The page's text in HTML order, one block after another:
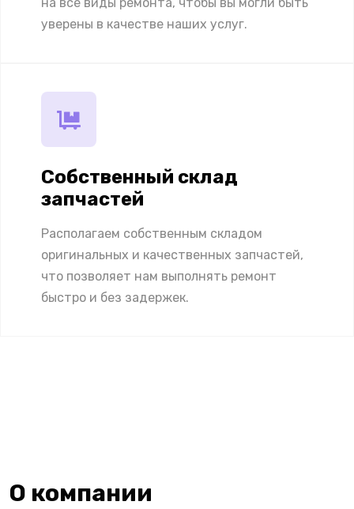
уверены в качестве наших услуг.
Собственный склад
запчастей
Располагаем собственным складом
оригинальных и качественных запчастей,
что позволяет нам выполнять ремонт
быстро и без задержек.
О компании